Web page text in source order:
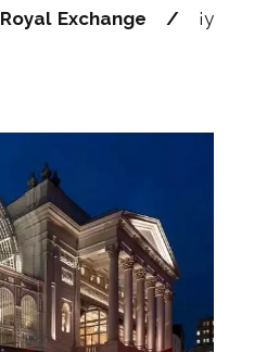
Royal Exchange /
¡y